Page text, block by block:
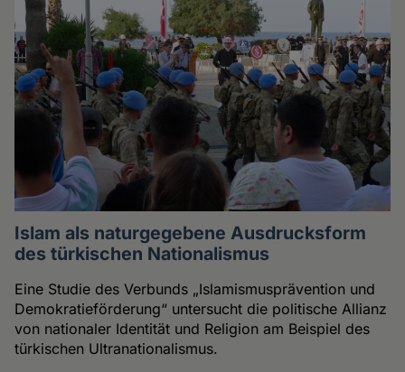
Islam als naturgegebene Ausdrucksform
des türkischen Nationalismus
Eine Studie des Verbunds „Islamismusprävention und
Demokratieförderung“ untersucht die politische Allianz
von nationaler Identität und Religion am Beispiel des
türkischen Ultranationalismus.